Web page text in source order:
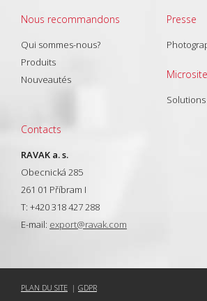
Nous recommandons
Qui sommes-nous?
Produits
Nouveautés
Presse
Contacts
RAVAK a. s.
Obecnická 285
261 01 Příbram I
T: +420 318 427 288
E-mail: export@ravak.com
PLAN DU SITE | GDPR